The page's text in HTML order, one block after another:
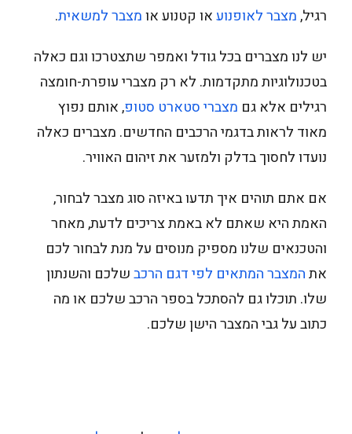
רגיל,מצבר לאופנועאו קטנוע אומצבר למשאית.
יש לנו מצברים בכל גודל ואמפר שתצטרכו וגם כאלה
בטכנולוגיות מתקדמות. לא רק מצברי עופרת-חומצה
רגילים אלא גם מצברי סטארט סטופ, אותם נפוץ
מאוד לראות בדגמי הרכבים החדשים. מצברים כאלה
נועדו לחסוך בדלק ולמזער את זיהום האוויר.
אם אתם תוהים איך תדעו באיזה סוג מצבר לבחור,
האמת היא שאתם לא באמת צריכים לדעת, מאחר
והטכנאים שלנו מספיק מנוסים על מנת לבחור לכם
אתהמצבר המתאים לפי דגם הרכבשלכם והשנתון
שלו. תוכלו גם להסתכל בספר הרכב שלכם או מה
כתוב על גבי המצבר הישן שלכם.